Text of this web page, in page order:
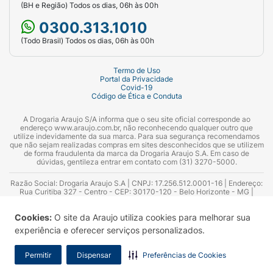
Cookies: O site da Araujo utiliza cookies para melhorar sua
experiência e oferecer serviços personalizados.
Permitir Dispensar Preferências de Cookies
consulte seu médico ou farmacêutico.
Ainda ficou alguma dúvida?
Consulte nossas farmacêuticas e/ou
farmacêuticos, que são profissionais
especializados, e estão à disposição para te
atender sempre que precisar.
Para isso, você pode entrar em contato conosco
pelaCentral de Atendimento da Araujo, pelo
Drogatel - (31) 3270-5000 - ou ir até uma de
nossas lojas.
(BH e Região) Todos os dias, 06h às 00h
0300.313.1010
(Todo Brasil) Todos os dias, 06h às 00h
Termo de Uso
Portal da Privacidade
Covid-19
Código de Ética e Conduta
A Drogaria Araujo S/A informa que o seu site oficial corresponde ao
endereço www.araujo.com.br, não reconhecendo qualquer outro que
utilize indevidamente da sua marca. Para sua segurança recomendamos
que não sejam realizadas compras em sites desconhecidos que se utilizem
de forma fraudulenta da marca da Drogaria Araujo S.A. Em caso de
dúvidas, gentileza entrar em contato com (31) 3270-5000.
Razão Social: Drogaria Araujo S.A | CNPJ: 17.256.512.0001-16 | Endereço:
Rua Curitiba 327 - Centro - CEP: 30170-120 - Belo Horizonte - MG |
Azevedo Guimarães – CRF 10.965 | Yasmin Silva Alvarenga – CRF 52.584 -
Consultor substituto: Thiago Aguiar Pinheiro - CRF Nº 13.748. Alvará
Sanitário: 2025020713 | Autorização de Funcionamento da Empresa (AFE):